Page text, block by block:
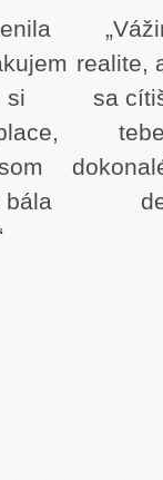
si
bála
realite,
sa